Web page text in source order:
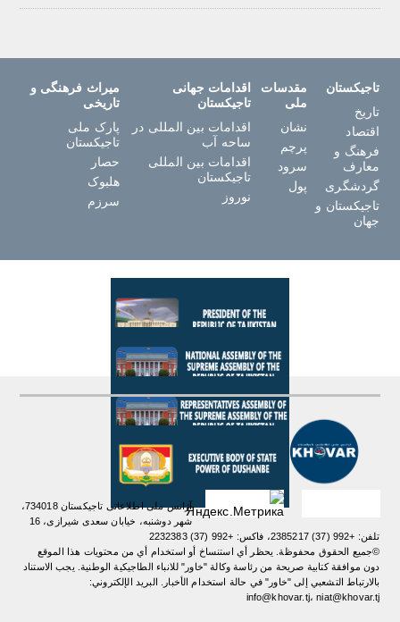
تاجیکستان
تاریخ
اقتصاد
فرهنگ و
معارف
گردشگری
تاجیکستان و
جهان
مقدسات
ملی
نشان
پرچم
سرود
پول
اقدامات جهانی
تاجیکستان
اقدامات بین المللی در
ساحه آب
اقدامات بین المللی
تاجیکستان
نوروز
میراث فرهنگی و
تاریخی
پارک ملی
تاجیکستان
حصار
هلبوک
سرزم
آژانس ملی اطلاعاتی تاجیکستان 734018،
شهر دوشنبه، خیابان سعدی شیرازی، 16
تلفن: +992 (37) 2385217، فاکس: +992 (37) 2232383
©جميع الحقوق محفوظة. يحظر أي استنساخ أو استخدام أي من محتويات هذا الموقع
دون موافقة كتابية صريحة من رئاسة وكالة "خاور" للانباء الطاجيكية الوطنية. یجب الاستناد
بالارتباط التشعبي إلى "خاور" في حالة استخدام الأخبار. البريد الإلكتروني:
info@khovar.tj، niat@khovar.tj